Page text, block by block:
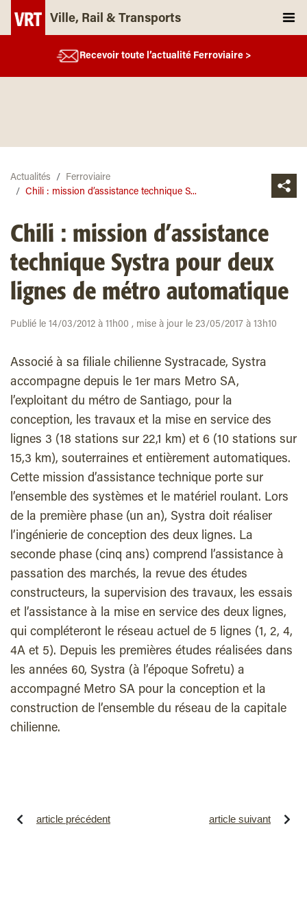
Ville, Rail & Transports
Recevoir toute l’actualité Ferroviaire >
Actualités
Ferroviaire
Chili : mission d’assistance technique S...
Chili : mission d’assistance
technique Systra pour deux
lignes de métro automatique
Publié le 14/03/2012 à 11h00 , mise à jour le 23/05/2017 à 13h10
Associé à sa filiale chilienne Systracade, Systra
accompagne depuis le 1er mars Metro SA,
l’exploitant du métro de Santiago, pour la
conception, les travaux et la mise en service des
lignes 3 (18 stations sur 22,1 km) et 6 (10 stations sur
15,3 km), souterraines et entièrement automatiques.
Cette mission d’assistance technique porte sur
l’ensemble des systèmes et le matériel roulant. Lors
de la première phase (un an), Systra doit réaliser
l’ingénierie de conception des deux lignes. La
seconde phase (cinq ans) comprend l’assistance à
passation des marchés, la revue des études
constructeurs, la supervision des travaux, les essais
et l’assistance à la mise en service des deux lignes,
qui compléteront le réseau actuel de 5 lignes (1, 2, 4,
4A et 5). Depuis les premières études réalisées dans
les années 60, Systra (à l’époque Sofretu) a
accompagné Metro SA pour la conception et la
construction de l’ensemble du réseau de la capitale
chilienne.
article précédent article suivant